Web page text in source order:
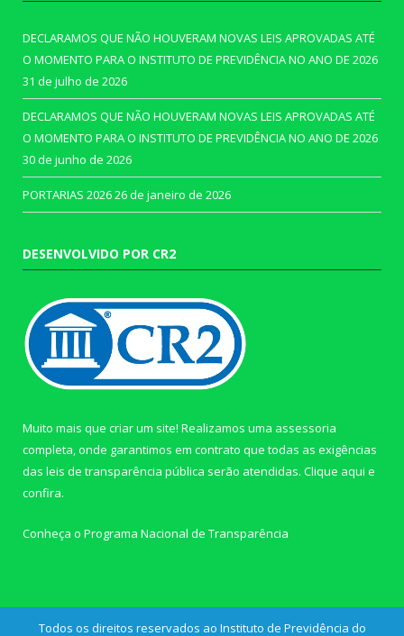
DECLARAMOS QUE NÃO HOUVERAM NOVAS LEIS APROVADAS ATÉ
O MOMENTO PARA O INSTITUTO DE PREVIDÊNCIA NO ANO DE 2026
31 de julho de 2026
DECLARAMOS QUE NÃO HOUVERAM NOVAS LEIS APROVADAS ATÉ
O MOMENTO PARA O INSTITUTO DE PREVIDÊNCIA NO ANO DE 2026
30 de junho de 2026
PORTARIAS 202626 de janeiro de 2026
DESENVOLVIDO POR CR2
Muito mais que criar um site! Realizamos uma assessoria
completa, onde garantimos em contrato que todas as exigências
das leis de transparência pública serão atendidas. Clique aqui e
confira.
Conheça o Programa Nacional de Transparência
Todos os direitos reservados ao Instituto de Previdência do